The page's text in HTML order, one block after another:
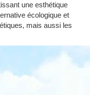
une esthétique
écologique et
mais aussi les